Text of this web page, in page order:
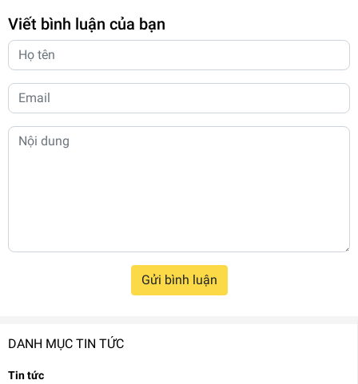
DANH MỤC TIN TỨC
Tin tức
Viết bình luận của bạn
Gửi bình luận